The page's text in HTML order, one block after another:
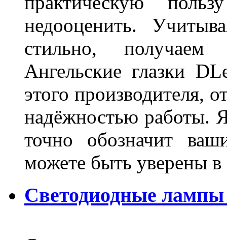
недооценить.
стильно,
Ангельские глазки
этого производителя,
надёжностью работы.
точно обозначит
можете быть уверены
Светодиодные